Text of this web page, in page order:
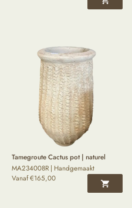
Tamegroute Cactus pot | naturel
MA234008R | Handgemaakt
Vanaf€165,00